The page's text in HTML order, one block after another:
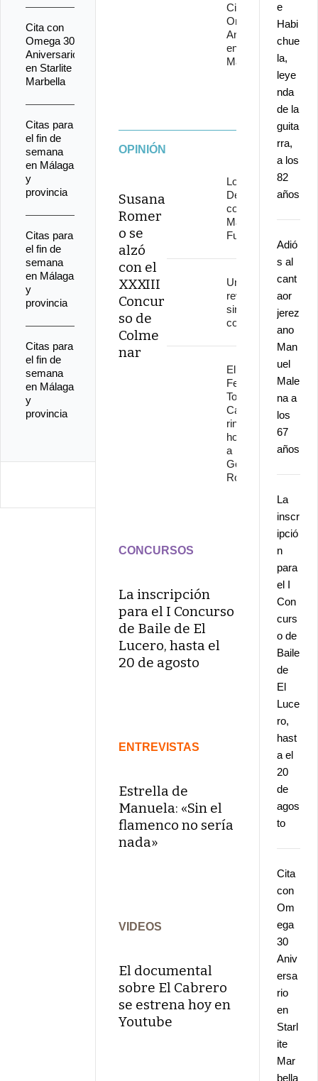
Cita con
Omega 30
Aniversario
en Starlite
Marbella
OPINIÓN
Susana
Romer
o se
alzó
con el
XXXIII
Concur
so de
Colme
nar
Los
Delinqüentes
conquistan
Marenostrum
Fuengirola
Una
revolución
sin
continuidad
El
Festival
Torre del
Cante
rinde
homenaje
a
Gonzalo
Rojo
CONCURSOS
La inscripción
para el I Concurso
de Baile de El
Lucero, hasta el
20 de agosto
ENTREVISTAS
Estrella de
Manuela: «Sin el
flamenco no sería
nada»
VIDEOS
El documental
sobre El Cabrero
se estrena hoy en
Youtube
e
Habi
chue
la,
leye
nda
de la
guita
rra,
a los
82
años
Adió
s al
cant
aor
jerez
ano
Man
uel
Male
na a
los
67
años
La
inscr
ipció
n
para
el I
Con
curs
o de
Baile
de
El
Luce
ro,
hast
a el
20
de
agos
to
Cita
con
Om
ega
30
Aniv
ersa
rio
en
Starl
ite
Mar
bella
Cita con
Omega 30
Aniversario
en Starlite
Marbella
Citas para
el fin de
semana
en Málaga
y
provincia
Citas para
el fin de
semana
en Málaga
y
provincia
Citas para
el fin de
semana
en Málaga
y
provincia